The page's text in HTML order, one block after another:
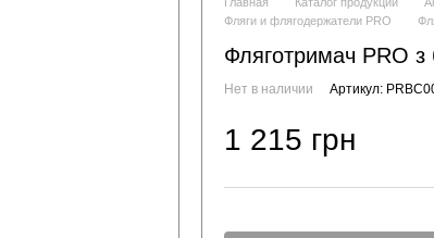
Фляги и флягодержатели PRO
Фляготримач PRO з
Нет в наличии Артикул:
1 215 грн